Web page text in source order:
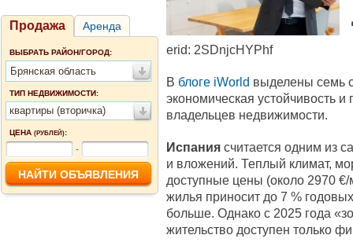
Продажа Аренда
ВЫБРАТЬ РАЙОН/ГОРОД:
Брянская область
ТИП НЕДВИЖИМОСТИ:
квартиры (вторичка)
ЦЕНА (РУБЛЕЙ):
-
erid: 2SDnjcHYPhf
В блоге iWorld выделены семь
экономическая устойчивость
владельцев недвижимости.
Испания считается одним из
и вложений. Теплый климат,
доступные цены (около 2970
жилья приносит до 7 %
больше. Однако с 2025 года
жительство доступен только